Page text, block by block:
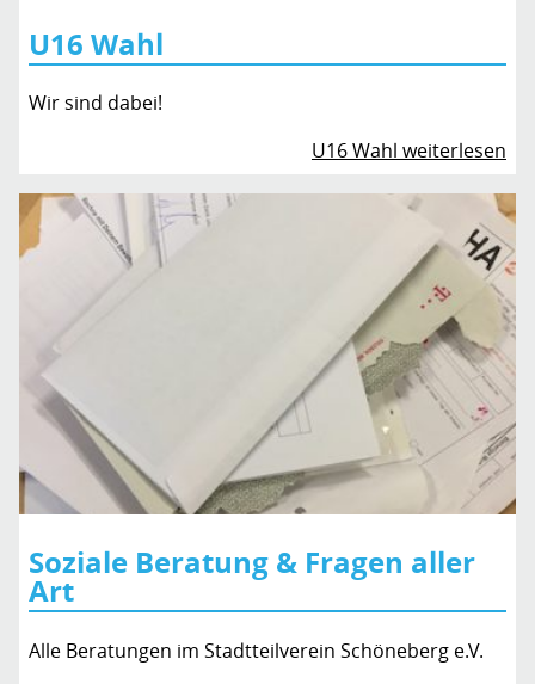
U16 Wahl
Wir sind dabei!
U16 Wahl weiterlesen
Soziale Beratung & Fragen aller
Art
Alle Beratungen im Stadtteilverein Schöneberg e.V.